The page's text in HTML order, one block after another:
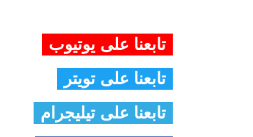
تابعنا على يوتيوب
تابعنا على تويتر
تابعنا على تيليجرام